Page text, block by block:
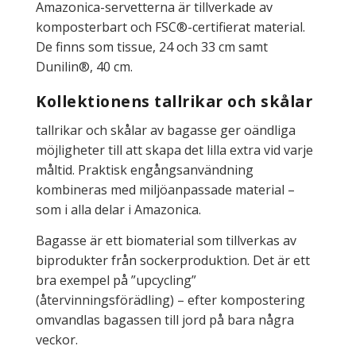
Amazonica-servetterna är tillverkade av
komposterbart och FSC®-certifierat material.
De finns som tissue, 24 och 33 cm samt
Dunilin®, 40 cm.
Kollektionens tallrikar och skålar
tallrikar och skålar av bagasse ger oändliga
möjligheter till att skapa det lilla extra vid varje
måltid. Praktisk engångsanvändning
kombineras med miljöanpassade material –
som i alla delar i Amazonica.
Bagasse är ett biomaterial som tillverkas av
biprodukter från sockerproduktion. Det är ett
bra exempel på ”upcycling”
(återvinningsförädling) – efter kompostering
omvandlas bagassen till jord på bara några
veckor.